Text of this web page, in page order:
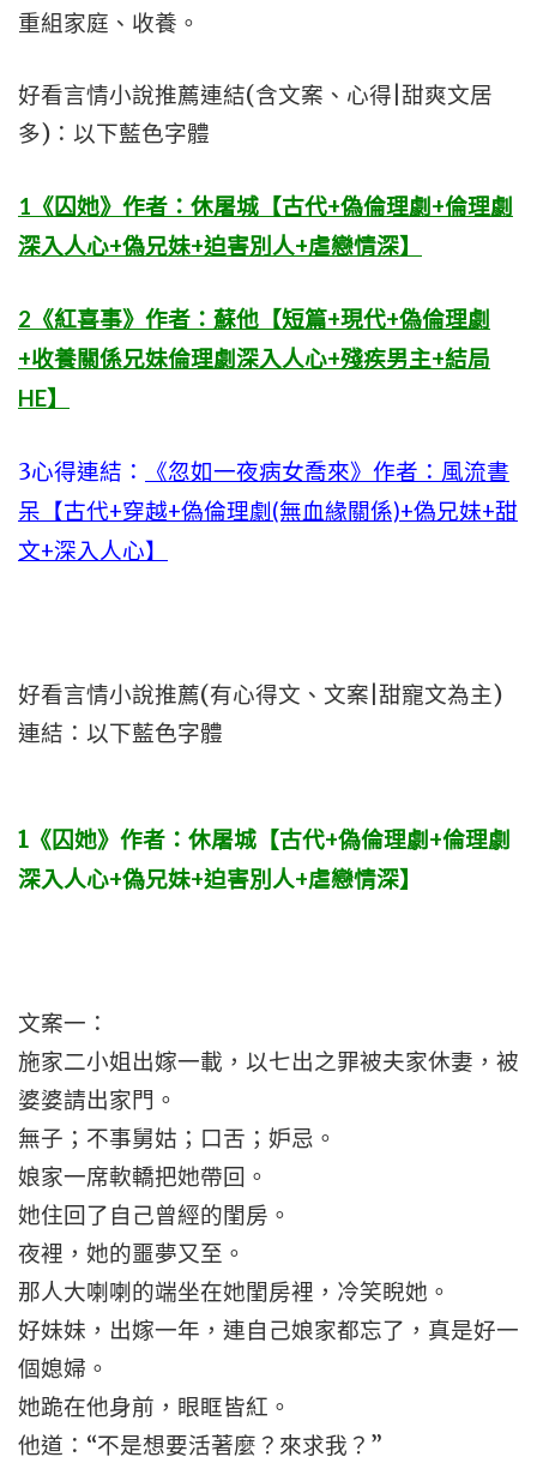
重組家庭、收養。
好看言情小說推薦連結(含文案、心得|甜爽文居
多)：以下藍色字體
1《囚她》作者：休屠城【古代+偽倫理劇+倫理劇
深入人心+偽兄妹+迫害別人+虐戀情深】
2《紅喜事》作者：蘇他【短篇+現代+偽倫理劇
+收養關係兄妹倫理劇深入人心+殘疾男主+結局
HE】
3心得連結：
《忽如一夜病女喬來》作者：風流書
呆【古代+穿越+偽倫理劇(無血緣關係)+偽兄妹+甜
文+深入人心】
好看言情小說推薦(有心得文、文案|甜寵文為主)
連結：以下藍色字體
1 《囚她》作者：休屠城【古代+偽倫理劇+倫理劇
深入人心+偽兄妹+迫害別人+虐戀情深】
文案一：
施家二小姐出嫁一載，以七出之罪被夫家休妻，被
婆婆請出家門。
無子；不事舅姑；口舌；妒忌。
娘家一席軟轎把她帶回。
她住回了自己曾經的閨房。
夜裡，她的噩夢又至。
那人大喇喇的端坐在她閨房裡，冷笑睨她。
好妹妹，出嫁一年，連自己娘家都忘了，真是好一
個媳婦。
她跪在他身前，眼眶皆紅。
他道：“不是想要活著麼？來求我？”